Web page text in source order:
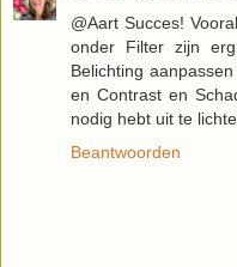
@Aart Succes!
onder Filter zijn
Belichting
en Contrast en
nodig hebt uit te
Beantwoorden